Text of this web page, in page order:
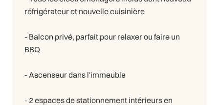
réfrigérateur et nouvelle cuisinière
- Balcon privé, parfait pour relaxer ou faire un
BBQ
- Ascenseur dans l'immeuble
- 2 espaces de stationnement intérieurs en